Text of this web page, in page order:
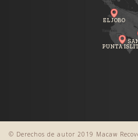
PUNTA
EL JOBO
© Derechos de autor 2019 Macaw